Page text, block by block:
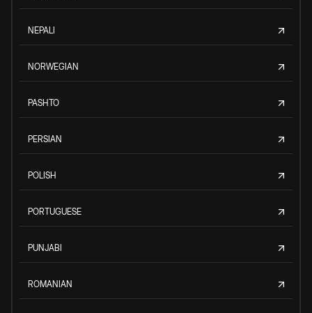
NEPALI
NORWEGIAN
PASHTO
PERSIAN
POLISH
PORTUGUESE
PUNJABI
ROMANIAN